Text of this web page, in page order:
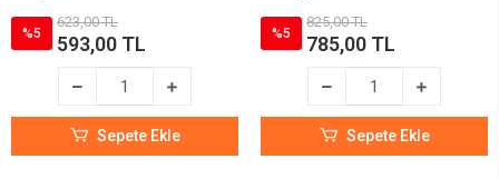
%5
623,00 TL
593,00 TL
Sepete Ekle
%5
825,00 TL
785,00 TL
Sepete Ekle